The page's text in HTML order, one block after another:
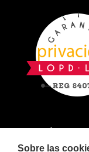
POLÍTICA DE
AVISO LEGAL
Sobre las